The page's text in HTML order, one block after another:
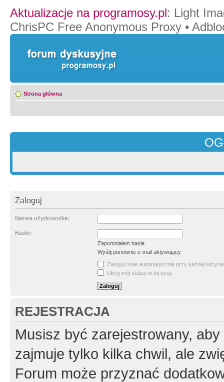
Aktualizacje na programosy.pl: Light
ChrisPC Free Anonymous Proxy •
Strona główna
Zaloguj
Nazwa użytkownika:
Hasło:
Zapomniałem hasła
Wyślij ponownie e-mail aktywujący
Zaloguj mnie automatycznie przy każdej wizycie
Ukryj mój status w tej sesji
REJESTRACJA
Musisz być zarejestrowany,
zajmuje tylko kilka chwil, ale
Forum może przyznać